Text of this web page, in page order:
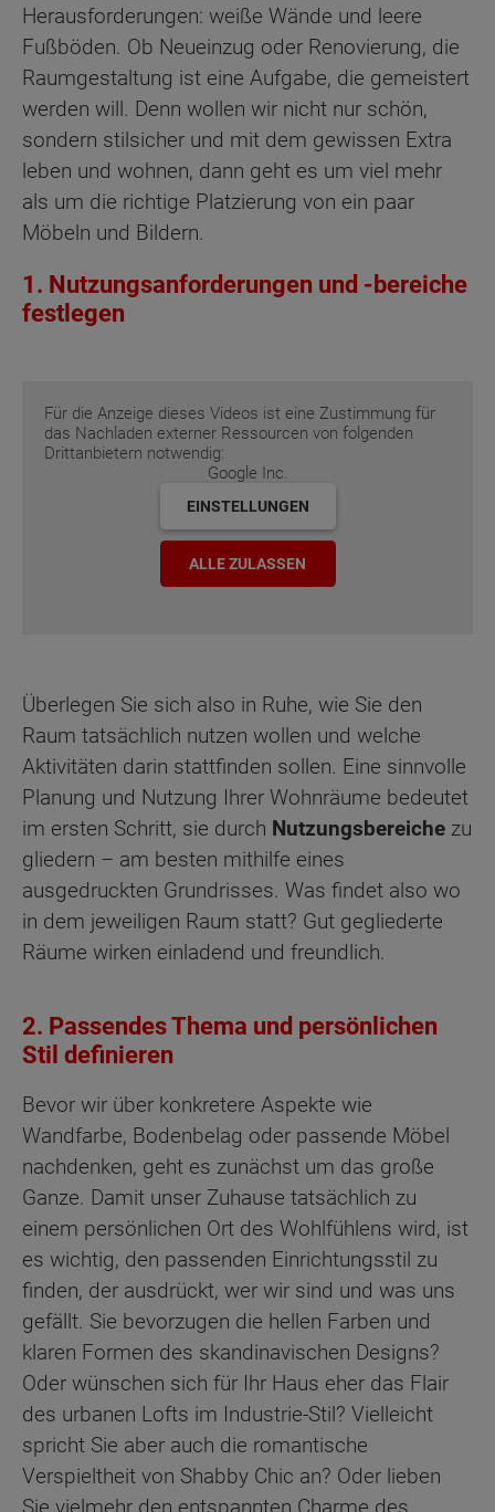
Herausforderungen: weiße Wände und leere
Fußböden. Ob Neueinzug oder Renovierung, die
Raumgestaltung ist eine Aufgabe, die gemeistert
werden will. Denn wollen wir nicht nur schön,
sondern stilsicher und mit dem gewissen Extra
leben und wohnen, dann geht es um viel mehr
als um die richtige Platzierung von ein paar
Möbeln und Bildern.
1. Nutzungsanforderungen und -bereiche
festlegen
Für die Anzeige dieses Videos ist eine Zustimmung für
das Nachladen externer Ressourcen von folgenden
Drittanbietern notwendig:
Google Inc.
EINSTELLUNGEN
ALLE ZULASSEN
Überlegen Sie sich also in Ruhe, wie Sie den
Raum tatsächlich nutzen wollen und welche
Aktivitäten darin stattfinden sollen. Eine sinnvolle
Planung und Nutzung Ihrer Wohnräume bedeutet
im ersten Schritt, sie durch Nutzungsbereiche zu
gliedern – am besten mithilfe eines
ausgedruckten Grundrisses. Was findet also wo
in dem jeweiligen Raum statt? Gut gegliederte
Räume wirken einladend und freundlich.
2. Passendes Thema und persönlichen
Stil definieren
Bevor wir über konkretere Aspekte wie
Wandfarbe, Bodenbelag oder passende Möbel
nachdenken, geht es zunächst um das große
Ganze. Damit unser Zuhause tatsächlich zu
einem persönlichen Ort des Wohlfühlens wird, ist
es wichtig, den passenden Einrichtungsstil zu
finden, der ausdrückt, wer wir sind und was uns
gefällt. Sie bevorzugen die hellen Farben und
klaren Formen des skandinavischen Designs?
Oder wünschen sich für Ihr Haus eher das Flair
des urbanen Lofts im Industrie-Stil? Vielleicht
spricht Sie aber auch die romantische
Verspieltheit von Shabby Chic an? Oder lieben
Sie vielmehr den entspannten Charme des